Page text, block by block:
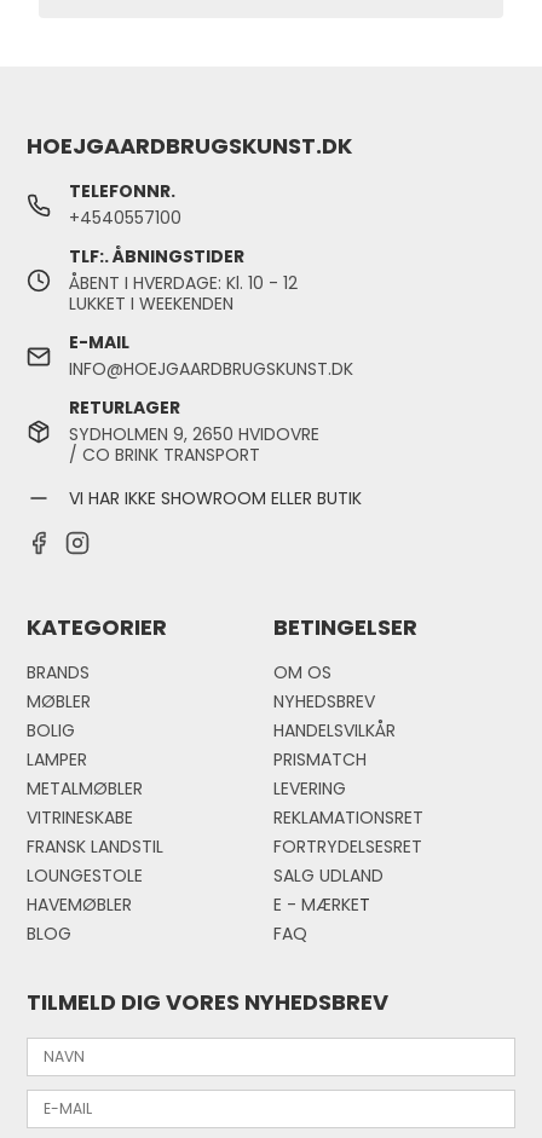
HOEJGAARDBRUGSKUNST.DK
TELEFONNR.
+4540557100
TLF:. ÅBNINGSTIDER
ÅBENT I HVERDAGE: Kl. 10 - 12
LUKKET I WEEKENDEN
E-MAIL
INFO@HOEJGAARDBRUGSKUNST.DK
RETURLAGER
SYDHOLMEN 9, 2650 HVIDOVRE
/ CO BRINK TRANSPORT
VI HAR IKKE SHOWROOM ELLER BUTIK
KATEGORIER
BRANDS
MØBLER
BOLIG
LAMPER
METALMØBLER
VITRINESKABE
FRANSK LANDSTIL
LOUNGESTOLE
HAVEMØBLER
BLOG
BETINGELSER
OM OS
NYHEDSBREV
HANDELSVILKÅR
PRISMATCH
LEVERING
REKLAMATIONSRET
FORTRYDELSESRET
SALG UDLAND
E - MÆRKET
FAQ
TILMELD DIG VORES NYHEDSBREV